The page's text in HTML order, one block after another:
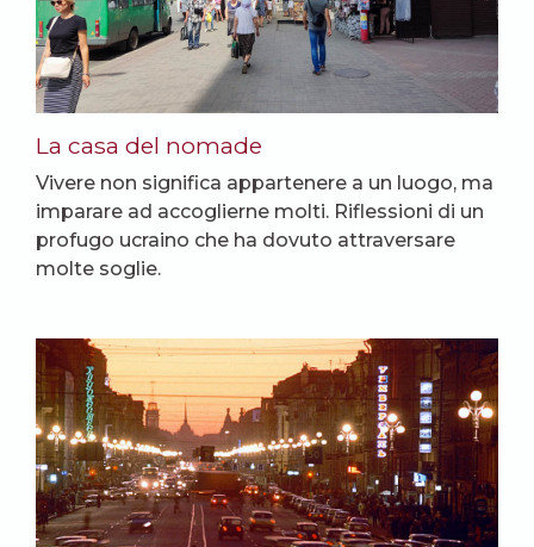
La casa del nomade
Vivere non significa appartenere a un luogo, ma
imparare ad accoglierne molti. Riflessioni di un
profugo ucraino che ha dovuto attraversare
molte soglie.